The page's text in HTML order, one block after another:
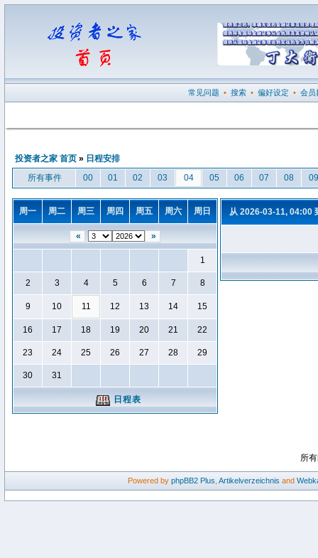
常见问题 • 搜索 • 偏好设定 • 会员
投资者之家 首页 » 日程安排
所有事件
00 01 02 03 04 05 06 07 08 09
周一 周二 周三 周四 周五 周六 周日
« »
1
2 3 4 5 6 7 8
9 10 11 12 13 14 15
16 17 18 19 20 21 22
23 24 25 26 27 28 29
30 31
日程表
从 2026-03-11, 04:00
所
Powered by phpBB2 Plus Artikelverzeichnis and